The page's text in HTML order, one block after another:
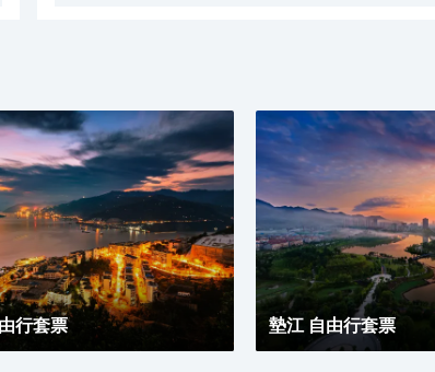
行套票 墊江 自由行套票